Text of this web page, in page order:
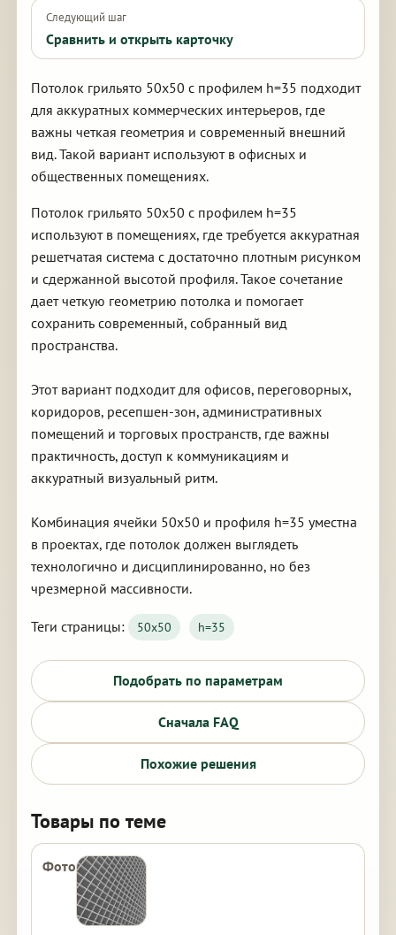
Следующий шаг
Сравнить и открыть карточку
Потолок грильято 50х50 с профилем h=35 подходит
для аккуратных коммерческих интерьеров, где
важны четкая геометрия и современный внешний
вид. Такой вариант используют в офисных и
общественных помещениях.
Потолок грильято 50х50 с профилем h=35
используют в помещениях, где требуется аккуратная
решетчатая система с достаточно плотным рисунком
и сдержанной высотой профиля. Такое сочетание
дает четкую геометрию потолка и помогает
сохранить современный, собранный вид
пространства.
Этот вариант подходит для офисов, переговорных,
коридоров, ресепшен-зон, административных
помещений и торговых пространств, где важны
практичность, доступ к коммуникациям и
аккуратный визуальный ритм.
Комбинация ячейки 50х50 и профиля h=35 уместна
в проектах, где потолок должен выглядеть
технологично и дисциплинированно, но без
чрезмерной массивности.
Теги страницы: 50х50 h=35
Подобрать по параметрам
Сначала FAQ
Похожие решения
Товары по теме